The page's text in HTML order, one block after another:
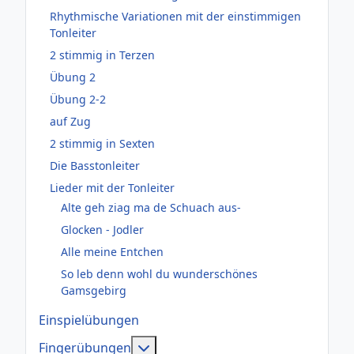
Rhythmische Variationen mit der einstimmigen
Tonleiter
2 stimmig in Terzen
Übung 2
Übung 2-2
auf Zug
2 stimmig in Sexten
Die Basstonleiter
Lieder mit der Tonleiter
Alte geh ziag ma de Schuach aus-
Glocken - Jodler
Alle meine Entchen
So leb denn wohl du wunderschönes
Gamsgebirg
Einspielübungen
Fingerübungen